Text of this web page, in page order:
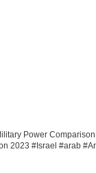
Power
2023 #Israel #arab